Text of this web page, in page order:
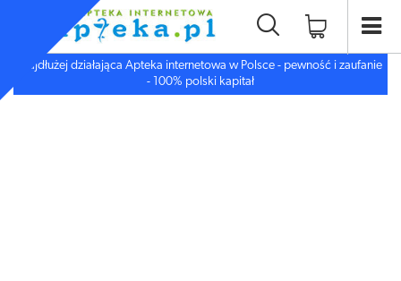
Najdłużej działająca Apteka internetowa w Polsce - pewność i zaufanie
- 100% polski kapitał